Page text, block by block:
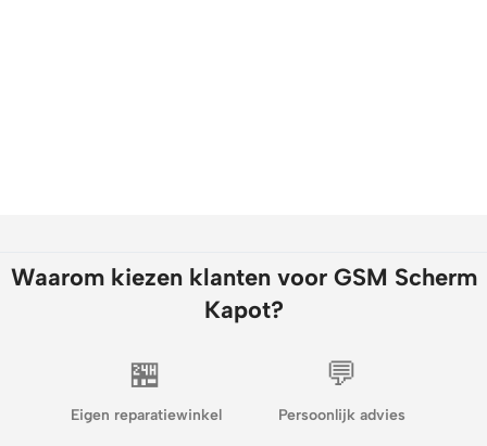
Waarom kiezen klanten voor GSM Scherm
Kapot?
🏪
Eigen reparatiewinkel
💬
Persoonlijk advies